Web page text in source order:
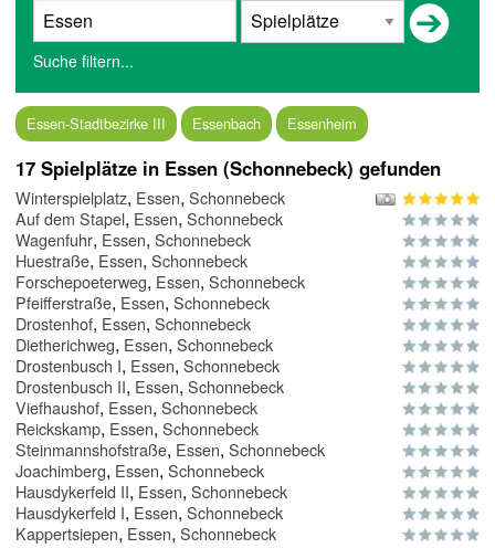
Suche filtern...
Essen-Stadtbezirke III Essenbach Essenheim
17 Spielplätze in Essen (Schonnebeck) gefunden
Winterspielplatz, Essen, Schonnebeck
Auf dem Stapel, Essen, Schonnebeck
Wagenfuhr, Essen, Schonnebeck
Huestraße, Essen, Schonnebeck
Forschepoeterweg, Essen, Schonnebeck
Pfeifferstraße, Essen, Schonnebeck
Drostenhof, Essen, Schonnebeck
Dietherichweg, Essen, Schonnebeck
Drostenbusch I, Essen, Schonnebeck
Drostenbusch II, Essen, Schonnebeck
Viefhaushof, Essen, Schonnebeck
Reickskamp, Essen, Schonnebeck
Steinmannshofstraße, Essen, Schonnebeck
Joachimberg, Essen, Schonnebeck
Hausdykerfeld II, Essen, Schonnebeck
Hausdykerfeld I, Essen, Schonnebeck
Kappertsiepen, Essen, Schonnebeck